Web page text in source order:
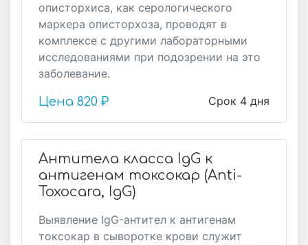
описторхиса, как серологического
маркера описторхоза, проводят в
комплексе с другими лабораторными
исследованиями при подозрении на это
заболевание.
Срок 4 дня
Цена 820 ₽
Антитела класса IgG к
антигенам токсокар (Anti-
Toxocara, IgG)
Выявление IgG-антител к антигенам
токсокар в сыворотке крови служит